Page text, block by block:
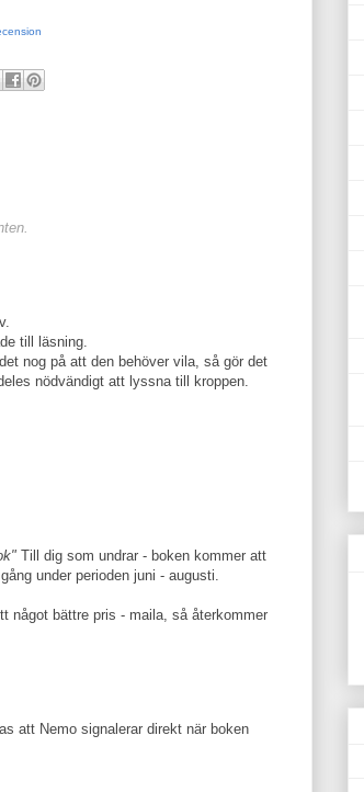
till läsning.
nog på att den behöver vila, så gör det
nödvändigt att lyssna till kroppen.
Till dig som undrar - boken kommer att
under perioden juni - augusti.
något bättre pris - maila, så återkommer
att Nemo signalerar direkt när boken